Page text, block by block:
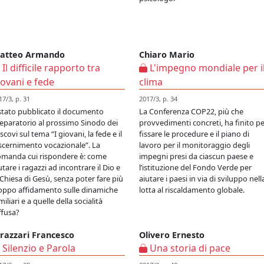
Armando
Il difficile rapporto tra
e fede
3, p. 31
pubblicato il documento
al prossimo Sinodo dei
sul tema “I giovani, la fede e il
vocazionale”. La
cui rispondere è: come
i ragazzi ad incontrare il Dio e
di Gesù, senza poter fare più
affidamento sulle dinamiche
e a quelle della socialità
Chiaro Mario
L'impegno mondiale per
clima
2017/3, p. 34
La Conferenza COP22, più che
provvedimenti concreti, ha finito
fissare le procedure e il piano di
lavoro per il monitoraggio degli
impegni presi da ciascun paese e
l’istituzione del Fondo Verde per
aiutare i paesi in via di sviluppo
lotta al riscaldamento globale.
Francesco
Silenzio e Parola
Olivero Ernesto
Una storia di pace